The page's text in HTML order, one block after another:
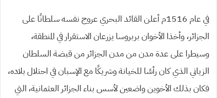
في عام 1516م أعلن القائد البحري عروج نفسه سلطانًا على
الجزائر، وأخذا الأخوان بربروسا يزرعان الاستقرار في المنطقة،
وسيطرا على عدة مدن من مدن الجزائر من قبضة السلطان
الزياني الذي كان رأسًا للخيانة وشريكًا مع الإسبان في احتلال بلاده،
فكان بذلك الأخوين واضعين لأسس بناء الجزائر العثمانية، التي